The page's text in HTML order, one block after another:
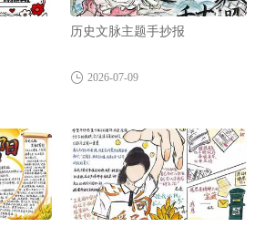
历史文脉主题手抄报
2026-07-09